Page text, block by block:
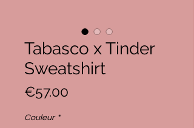
Tabasco x Tinder
Sweatshirt
€57.00
Couleur *